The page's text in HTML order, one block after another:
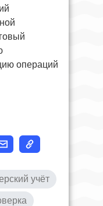
операций
учёт